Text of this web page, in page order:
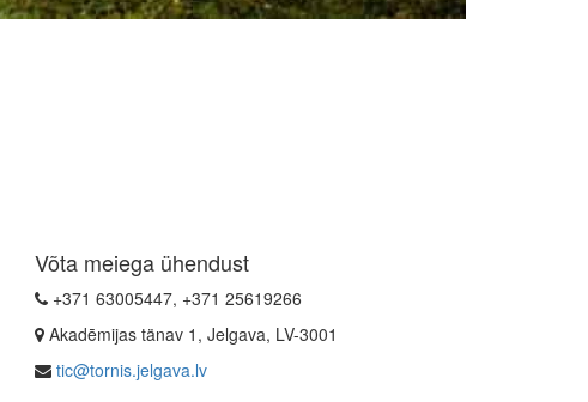
Võta meiega ühendust
+371 63005447, +371 25619266
Akadēmijas tänav 1, Jelgava, LV-3001
tic@tornis.jelgava.lv